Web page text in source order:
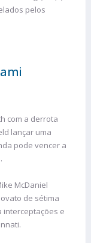
pelos
com a derrota
lançar uma
pode vencer a
McDaniel
de sétima
interceptações e